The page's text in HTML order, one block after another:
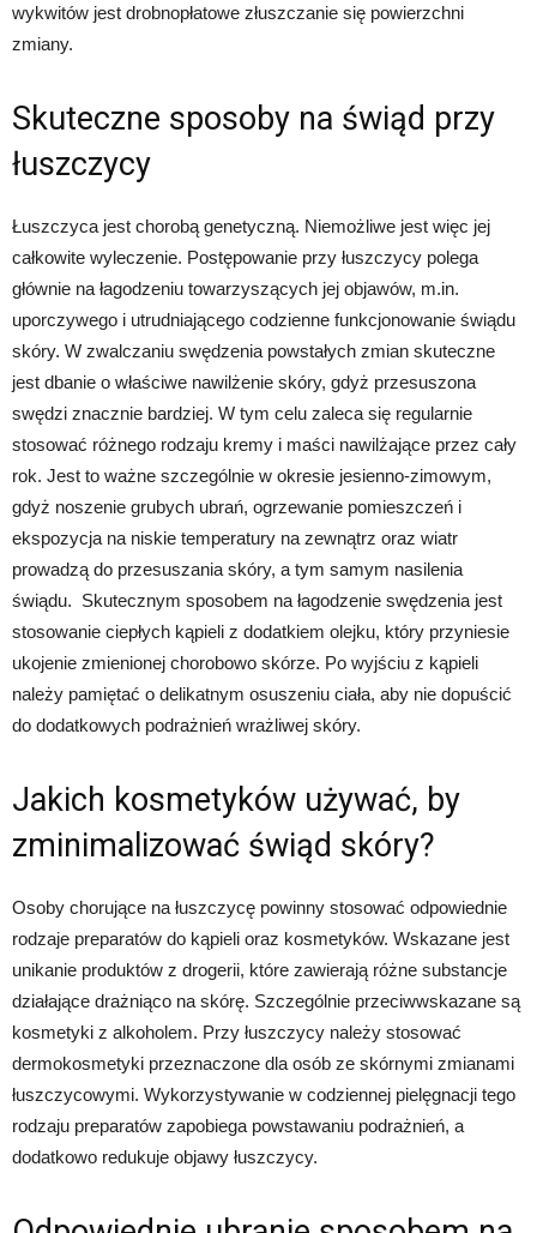
wykwitów jest drobnopłatowe złuszczanie się powierzchni
zmiany.
Skuteczne sposoby na świąd przy
łuszczycy
Łuszczyca jest chorobą genetyczną. Niemożliwe jest więc jej
całkowite wyleczenie. Postępowanie przy łuszczycy polega
głównie na łagodzeniu towarzyszących jej objawów, m.in.
uporczywego i utrudniającego codzienne funkcjonowanie świądu
skóry. W zwalczaniu swędzenia powstałych zmian skuteczne
jest dbanie o właściwe nawilżenie skóry, gdyż przesuszona
swędzi znacznie bardziej. W tym celu zaleca się regularnie
stosować różnego rodzaju kremy i maści nawilżające przez cały
rok. Jest to ważne szczególnie w okresie jesienno-zimowym,
gdyż noszenie grubych ubrań, ogrzewanie pomieszczeń i
ekspozycja na niskie temperatury na zewnątrz oraz wiatr
prowadzą do przesuszania skóry, a tym samym nasilenia
świądu. Skutecznym sposobem na łagodzenie swędzenia jest
stosowanie ciepłych kąpieli z dodatkiem olejku, który przyniesie
ukojenie zmienionej chorobowo skórze. Po wyjściu z kąpieli
należy pamiętać o delikatnym osuszeniu ciała, aby nie dopuścić
do dodatkowych podrażnień wrażliwej skóry.
Jakich kosmetyków używać, by
zminimalizować świąd skóry?
Osoby chorujące na łuszczycę powinny stosować odpowiednie
rodzaje preparatów do kąpieli oraz kosmetyków. Wskazane jest
unikanie produktów z drogerii, które zawierają różne substancje
działające drażniąco na skórę. Szczególnie przeciwwskazane są
kosmetyki z alkoholem. Przy łuszczycy należy stosować
dermokosmetyki przeznaczone dla osób ze skórnymi zmianami
łuszczycowymi. Wykorzystywanie w codziennej pielęgnacji tego
rodzaju preparatów zapobiega powstawaniu podrażnień, a
dodatkowo redukuje objawy łuszczycy.